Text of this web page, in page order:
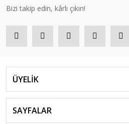
Bizi takip edin, kârlı çıkın!
ÜYELİK
SAYFALAR